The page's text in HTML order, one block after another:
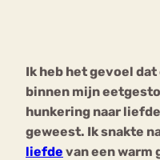
Ik heb het gevoel
binnen mijn
hunkering naar
geweest. Ik snakte
liefde van een warm
mia
Nerv
osa
Eetbuien